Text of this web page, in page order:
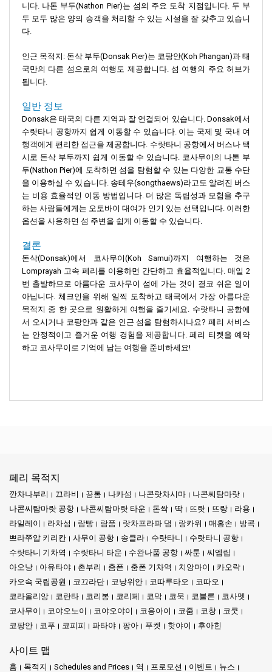
니다. 나톤 부두(Nathon Pier)는 섬의 주요 도착 지점입니다. 두 부
두 모두 많은 양의 승객을 처리할 수 있는 시설을 잘 갖추고 있습니
다.
인근 목적지: 돈삭 부두(Donsak Pier)는 코팡안(Koh Phangan)과 태
국만의 다른 섬으로의 여행도 제공합니다. 섬 여행의 주요 허브가
됩니다.
일반 정보
Donsak은 태국의 다른 지역과 잘 연결되어 있습니다. Donsak에서
수랏타니 공항까지 쉽게 이동할 수 있습니다. 이는 국제 및 국내 여
행객에게 편리한 접근을 제공합니다. 수랏타니 공항에서 버스나 택
시로 돈삭 부두까지 쉽게 이동할 수 있습니다. 코사무이의 나톤 부
두(Nathon Pier)에 도착하면 섬을 탐험할 수 있는 다양한 교통 수단
을 이용하실 수 있습니다. 송테우(songthaews)라고도 알려진 버스
는 비용 효율적인 이동 방법입니다. 더 많은 독립성과 모험을 추구
하는 사람들에게는 오토바이 대여가 인기 있는 선택입니다. 이러한
옵션을 사용하면 섬 주변을 쉽게 이동할 수 있습니다.
결론
돈삭(Donsak)에서 코사무이(Koh Samui)까지 여행하는 것은
Lomprayah 고속 페리를 이용하면 간단하고 효율적입니다. 매일 2
번 출발하므로 아름다운 코사무이 섬에 가는 것이 결코 쉬운 일이
아닙니다. 체크인을 위해 일찍 도착하고 태국에서 가장 아름다운
목적지 중 한 곳으로 원활하게 여행을 즐기세요. 수랏타니 공항에
서 오시거나 코팡안과 같은 인근 섬을 탐험하시나요? 페리 서비스
는 안정적이고 즐거운 여행 경험을 제공합니다. 페리 티켓을 예약
하고 코사무이로 기억에 남는 여행을 준비하세요!
페리 목적지
깐차나부리 끄라비 끙톰 나카섬 나콘랏차시마
나콘씨탐마랏
나콘씨탐마랏 공항
나콘씨탐마랏 타운 돈싹 딱 뜨랏 뜨랑
라용
라일레이
라차섬 람빵 람품 랏차프라파 댐 랑카위 매홍손
방콕
쁘라쭈압 키리칸
사무이 공항 송클라 수랏타니
수랏타니 공항
수랏타니 기차역
수랏타니 타운 수완나품 공항 싸툰
씨엠립
아오낭
아유타야 촌부리 춤폰 춤폰 기차역 치앙마이
카오락
카오속 국립공원
코끄라단 코낭위안 코따루타오
코따오
코라올리앙
코란타 코리봉 코리페 코막 코묵 코불론
코사멧
코사무이
코야오노이 코야오야이 코응아이 코줌 코창
코쿳
코팡안
코푸 코피피 파타야 팡아 푸켓 핫야이 후아힌
사이트 맵
홈 목적지 Schedules and Prices 역 프로모션 이벤트
뉴스